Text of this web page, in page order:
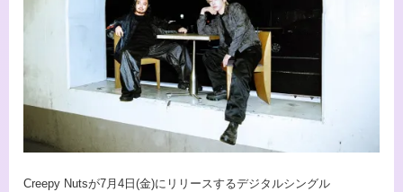
Creepy Nutsが7月4日(金)にリリースするデジタルシングル